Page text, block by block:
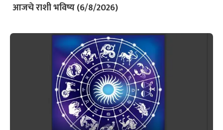
आजचे राशी भविष्य (6/8/2026)